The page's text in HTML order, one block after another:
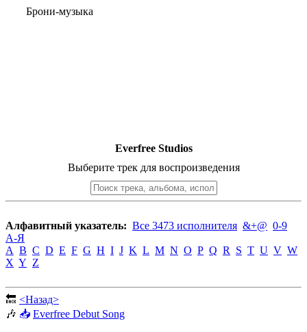
Брони-музыка
Everfree Studios
Выберите трек для воспроизведения
Алфавитный указатель: Все 3473 исполнителя &+@ 0-9
А-Я
A B C D E F G H I J K L M N O P Q R S T U V W
X Y Z
🔙 <Назад>
🎶 📥 Everfree Debut Song